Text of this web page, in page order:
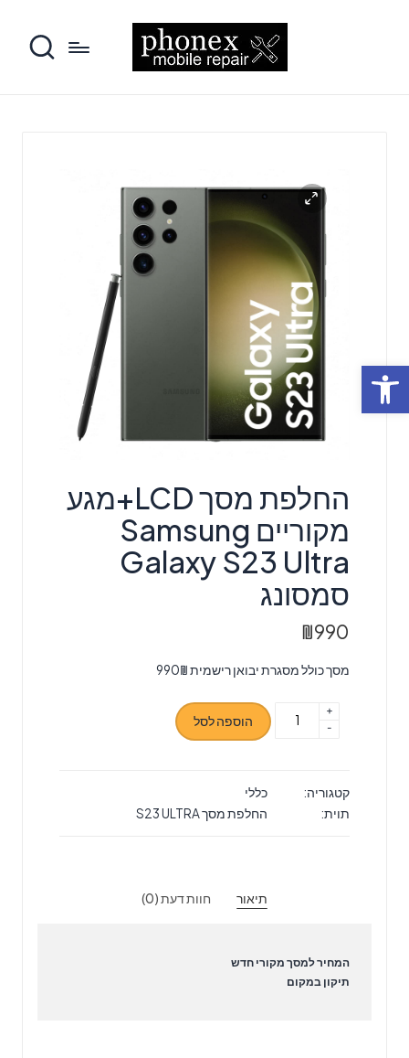
פתח סרגל נגישות
החלפת מסך LCD+מגע
מקוריים Samsung
Galaxy S23 Ultra
סמסונג
₪990
מסך כולל מסגרת יבואן רישמית 990₪
כמות
LCD+מגע
-
+
הוספה לסל
קטגוריה:
כללי
תוית:
החלפת מסך S23 ULTRA
תיאור חוות דעת (0)
המחיר למסך מקורי חדש
תיקון במקום